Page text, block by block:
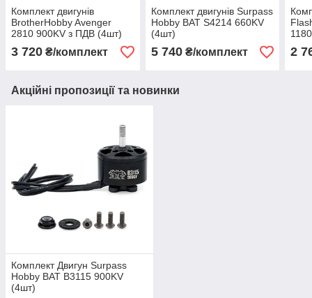
Комплект двигунів
BrotherHobby Avenger
2810 900KV з ПДВ (4шт)
3 720 ₴/комплект
Комплект двигунів Surpass
Hobby BAT S4214 660KV
(4шт)
5 740₴/комплект 2
Акційні пропозиції та новинки
Комплект Двигун Surpass
Hobby BAT B3115 900KV
(4шт)